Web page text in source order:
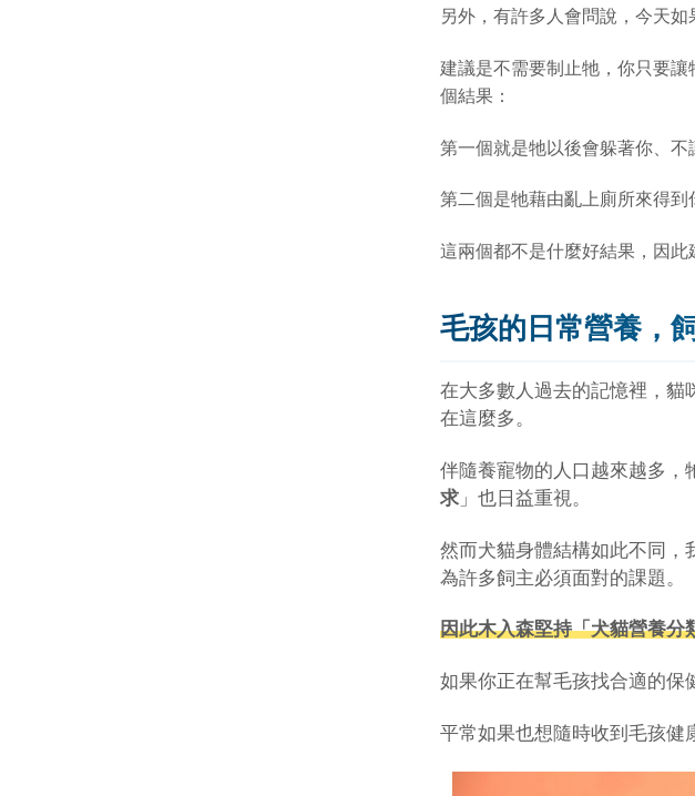
另外，有許多人會問說，今天
建議是不需要制止牠，你只要
個結果：
第一個就是牠以後會躲著你、不
第二個是牠藉由亂上廁所來得到
這兩個都不是什麼好結果，因此
毛孩的日常營養，
在大多數人過去的記憶裡，貓
在這麼多。
伴隨養寵物的人口越來越多，
求 」也日益重視。
然而犬貓身體結構如此不同，
為許多飼主必須面對的課題。
因此木入森堅持「犬貓營養分
如果你正在幫毛孩找合適的保
平常如果也想隨時收到毛孩健